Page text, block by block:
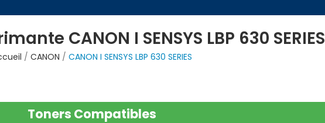
CANON I SENSYS LBP 630 SERIES
CANON
CANON I SENSYS LBP 630 SERIES
Toners Compatibles